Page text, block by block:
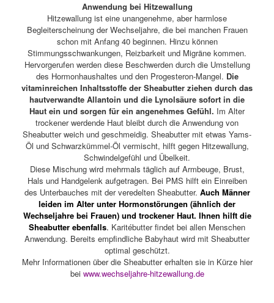
Anwendung bei Hitzewallung
Hitzewallung ist eine unangenehme, aber harmlose
Begleiterscheinung der Wechseljahre, die bei manchen Frauen
schon mit Anfang 40 beginnen. Hinzu können
Stimmungsschwankungen, Reizbarkeit und Migräne kommen.
Hervorgerufen werden diese Beschwerden durch die Umstellung
des Hormonhaushaltes und den Progesteron-Mangel. Die
vitaminreichen Inhaltsstoffe der Sheabutter ziehen durch das
hautverwandte Allantoin und die Lynolsäure sofort in die
Haut ein und sorgen für ein angenehmes Gefühl. Im Alter
trockener werdende Haut bleibt durch die Anwendung von
Sheabutter weich und geschmeidig. Sheabutter mit etwas Yams-
Öl und Schwarzkümmel-Öl vermischt, hilft gegen Hitzewallung,
Schwindelgefühl und Übelkeit.
Diese Mischung wird mehrmals täglich auf Armbeuge, Brust,
Hals und Handgelenk aufgetragen. Bei PMS hilft ein Einreiben
des Unterbauches mit der veredelten Sheabutter. Auch Männer
leiden im Alter unter Hormonstörungen (ähnlich der
Wechseljahre bei Frauen) und trockener Haut. Ihnen hilft die
Sheabutter ebenfalls. Karitébutter findet bei allen Menschen
Anwendung. Bereits empfindliche Babyhaut wird mit Sheabutter
optimal geschützt.
Mehr Informationen über die Sheabutter erhalten sie in Kürze hier
bei www.wechseljahre-hitzewallung.de